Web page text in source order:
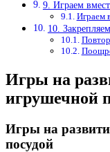
9. Играем
Играем
10.
Игры на
игрушечной
Игры на
посудой